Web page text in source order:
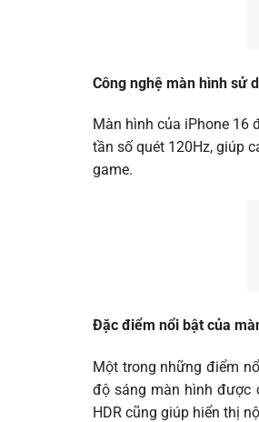
Công nghệ màn hình sử
Màn hình của iPhone 16
tần số quét 120Hz, giúp
game.
Đặc điểm nổi bật của
Một trong những điểm
độ sáng màn hình được
HDR cũng giúp hiển thị